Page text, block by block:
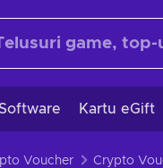
Kartu eGift
Voucher